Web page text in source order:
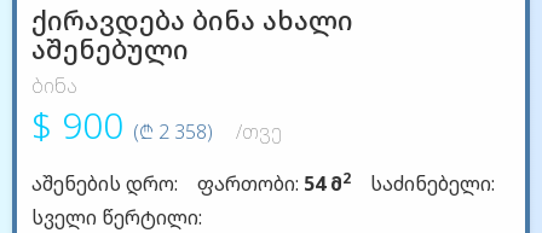
ქირავდება ბინა ახალი
აშენებული
ბინა
$ 900 (₾ 2 358)
/თვე
აშენების დრო:
ფართობი: 54 მ2
საძინებელი:
სველი წერტილი: